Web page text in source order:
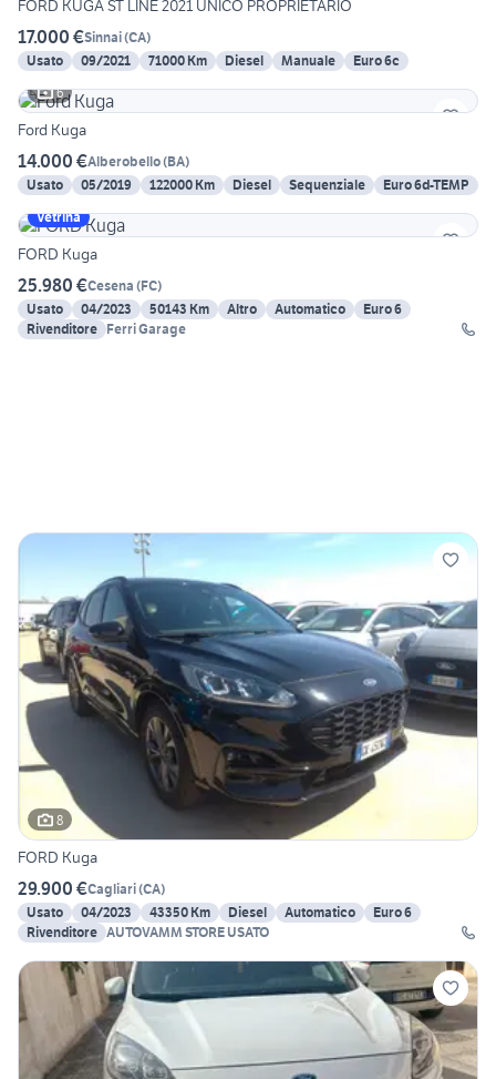
FORD KUGA ST LINE 2021 UNICO PROPRIETARIO
17.000 €Sinnai(CA)
Usato
09/2021 71000 Km Diesel Manuale
Euro 6c
6
Ford Kuga
14.000 €Alberobello(BA)
Usato
05/2019 122000 Km Diesel Sequenziale
Euro 6d-TEMP
Vetrina
FORD Kuga
25.980 €Cesena (FC)
Usato
04/2023 50143 Km Altro Automatico
Euro 6
Rivenditore Ferri Garage
8
FORD Kuga
29.900 €Cagliari(CA)
Usato
04/2023 43350 Km Diesel Automatico
Euro 6
Rivenditore AUTOVAMM STORE USATO